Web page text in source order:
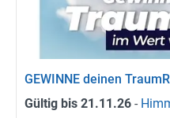
GE­WIN­NE dei­nen
Gül­tig bis 21.11.26 -